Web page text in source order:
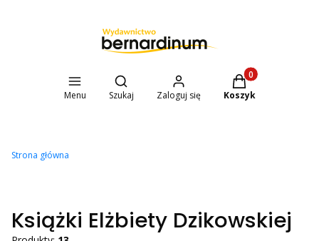
Menu
Otwórz wyszukiwarkę
Szukaj Zaloguj się
Produkty w
Koszyk
Strona główna
Książki Elżbiety Dzikowskiej